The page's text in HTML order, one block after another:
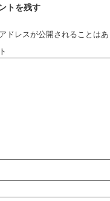
トを残す
ドレスが公開されることは